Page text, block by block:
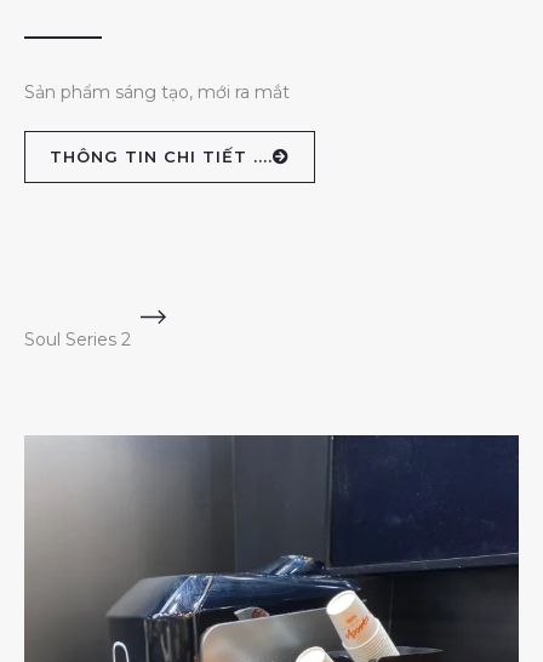
Sản phẩm sáng tạo, mới ra mắt
THÔNG TIN CHI TIẾT ....
Soul Series 2